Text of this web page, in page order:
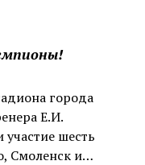
города
Е.И.
шесть
Смоленск и…